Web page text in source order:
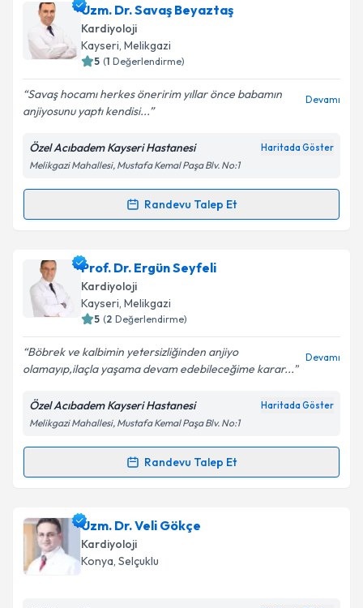
Uzm. Dr. Mehmet Sait Güreviniçin randevu takvimi
talebi oluşturun. Size bu uzmandan randevu almanız
için bir takvim hazırlandığında e-posta ile
bilgilendireceğiz.
E-posta Adresiniz
Kişisel verilerimin işlenmesine ilişkin
Metni'ni okudum ve kişisel verilerimin belirtilen
kapsamda işlenmesini kabul ediyorum.
Uzm. Dr. Savaş Beyaztaş
Kardiyoloji
Kayseri, Melikgazi
5 (1 Değerlendirme)
Savaş hocamı herkes öneririm yıllar önce babamın
anjiyosunu yaptı kendisi...
Devamı
Özel Acıbadem Kayseri Hastanesi Haritada Göster
Melikgazi Mahallesi, Mustafa Kemal Paşa Blv. No:1
Randevu Talep Et
Randevu Takvimi Talebi
Uzm. Dr. Savaş Beyaztaşiçin randevu takvimi talebi
oluşturun. Size bu uzmandan randevu almanız için bir
takvim hazırlandığında e-posta ile bilgilendireceğiz.
Kişisel verilerimin işlenmesine ilişkin
Aydınlatma
Metni'ni okudum ve kişisel verilerimin belirtilen
kapsamda işlenmesini kabul ediyorum.
Prof. Dr. Ergün Seyfeli
Kardiyoloji
Kayseri, Melikgazi
5 (2 Değerlendirme)
Böbrek ve kalbimin yetersizliğinden anjiyo
olamayıp,ilaçla yaşama devam edebileceğime karar...
Devamı
Özel Acıbadem Kayseri Hastanesi Haritada Göster
Melikgazi Mahallesi, Mustafa Kemal Paşa Blv. No:1
Randevu Talep Et
Randevu Takvimi Talebi
Prof. Dr. Ergün Seyfeliiçin randevu takvimi talebi
oluşturun. Size bu uzmandan randevu almanız için bir
takvim hazırlandığında e-posta ile bilgilendireceğiz.
Uzm. Dr. Veli Gökçe
Kardiyoloji
Konya, Selçuklu